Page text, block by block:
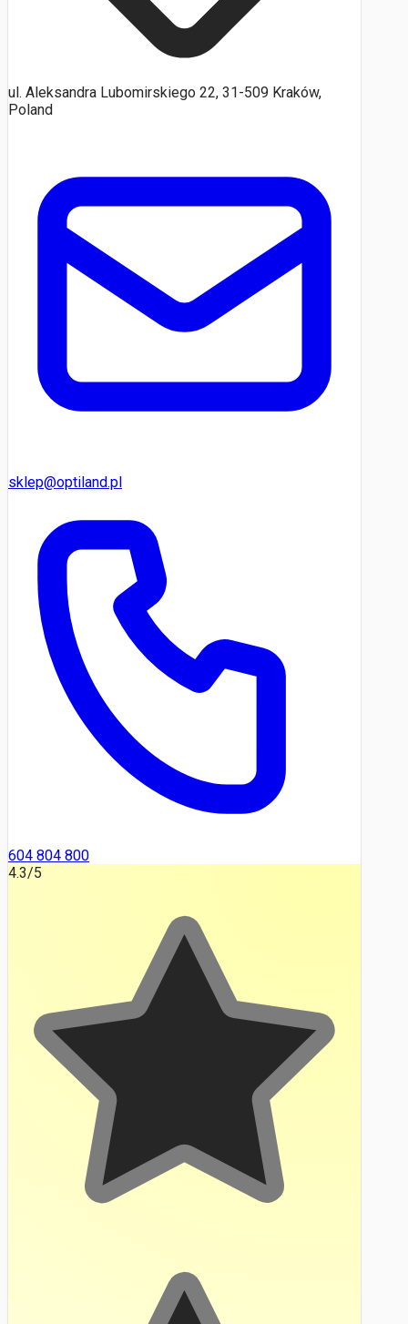
ul. Aleksandra Lubomirskiego 22, 31-509 Kraków,
Poland
sklep@optiland.pl
604 804 800
4.3/5